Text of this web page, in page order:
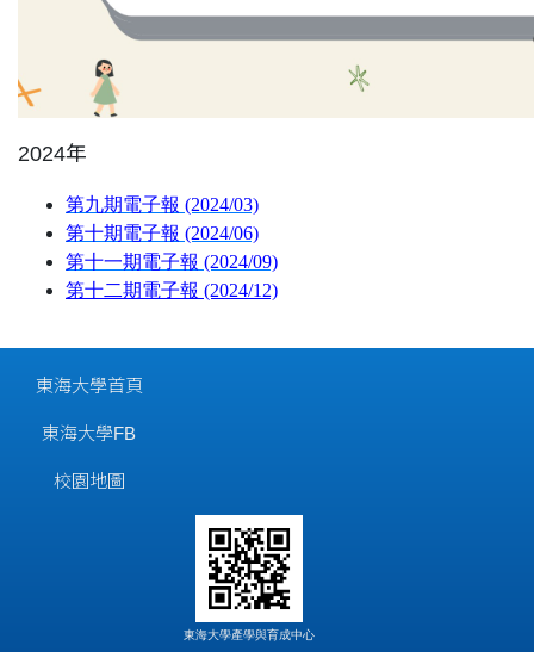
2024年
第九期電子報 (2024/03)
第十期電子報 (2024/06)
第十一期電子報 (2024/09)
第十二期電子報 (2024/12)
東海大學首頁
東海大學FB
校園地圖
東海大學產學與育成中心